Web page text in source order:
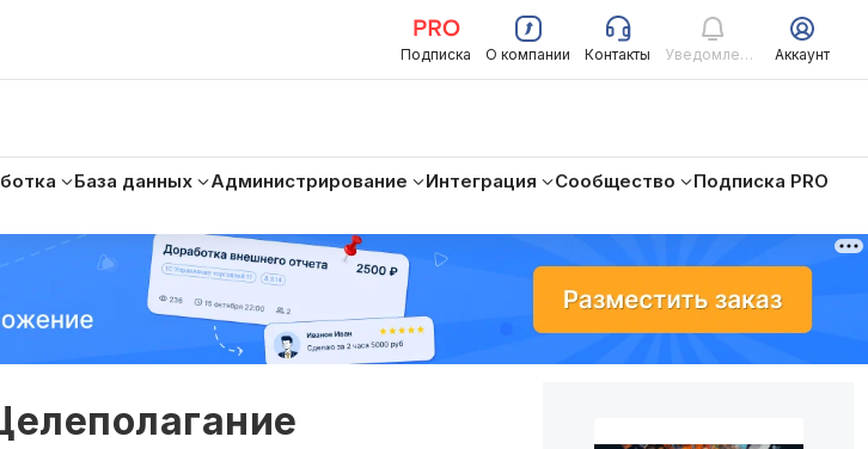
Подписка О компании Контакты Уведомления Аккаунт
База данных Администрирование Интеграция Сообщество
Подписка PRO